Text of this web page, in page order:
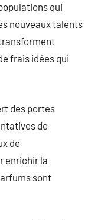
qui
nouveaux talents
frais idées qui
des portes
de
de
enrichir la
sont